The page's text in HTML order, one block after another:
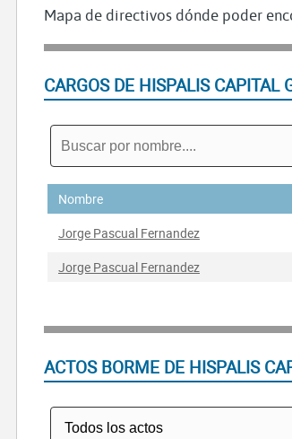
Mapa de directivos dónde poder
CARGOS DE HISPALIS CAPITAL
Nombre
Jorge Pascual Fernandez
Jorge Pascual Fernandez
ACTOS BORME DE HISPALIS